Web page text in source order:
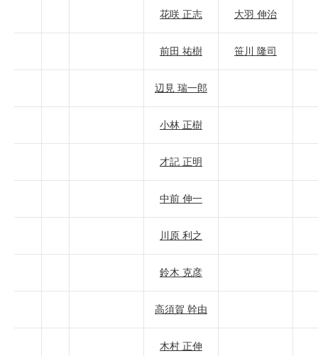
花咲 正志 大羽 伸治
前田 祐樹 笹川 隆司
辺見 瑞一郎
小林 正樹
才記 正明
中前 伸一
川原 利之
鈴木 克彦
高須賀 幹由
木村 正伸